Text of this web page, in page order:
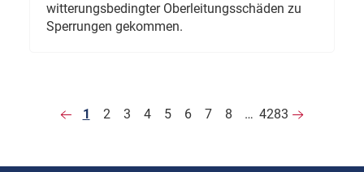
witterungsbedingter Oberleitungsschäden zu
Sperrungen gekommen.
1 2 3 4 5 6 7 8 … 4283